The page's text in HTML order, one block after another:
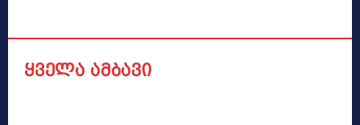
ყველა ამბავი